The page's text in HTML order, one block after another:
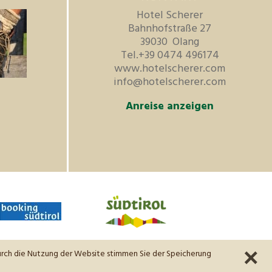
Hotel Scherer
Bahnhofstraße 27
39030 Olang
Tel.+39 0474 496174
www.hotelscherer.com
info@hotelscherer.com
Anreise anzeigen
die Nutzung der Website stimmen Sie der Speicherung